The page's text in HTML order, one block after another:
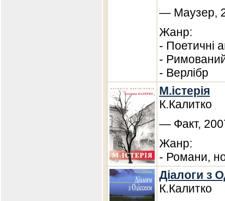
— Маузер,
Жанр:
- Поетичні
-
- Верлібр
М.істерія
К.Калитко
— Факт,
Жанр:
- Романи,
Діалоги з
К.Калитко